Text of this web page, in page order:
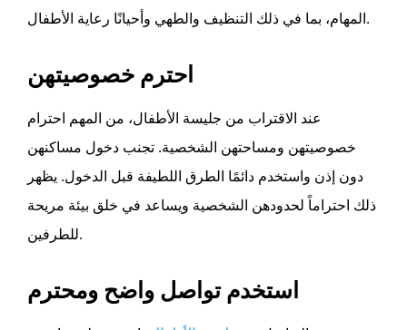
المهام، بما في ذلك التنظيف والطهي وأحيانًا رعاية الأطفال.
احترم خصوصيتهن
عند الاقتراب من جليسة الأطفال، من المهم احترام
خصوصيتهن ومساحتهن الشخصية. تجنب دخول مساكنهن
دون إذن واستخدم دائمًا الطرق اللطيفة قبل الدخول. يظهر
ذلك احتراماً لحدودهن الشخصية ويساعد في خلق بيئة مريحة
للطرفين.
استخدم تواصل واضح ومحترم